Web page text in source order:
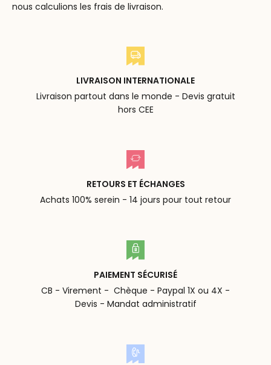
nous calculions les frais de livraison.
LIVRAISON INTERNATIONALE
Livraison partout dans le monde - Devis gratuit
hors CEE
RETOURS ET ÉCHANGES
Achats 100% serein - 14 jours pour tout retour
PAIEMENT SÉCURISÉ
CB - Virement - Chèque - Paypal 1X ou 4X -
Devis - Mandat administratif